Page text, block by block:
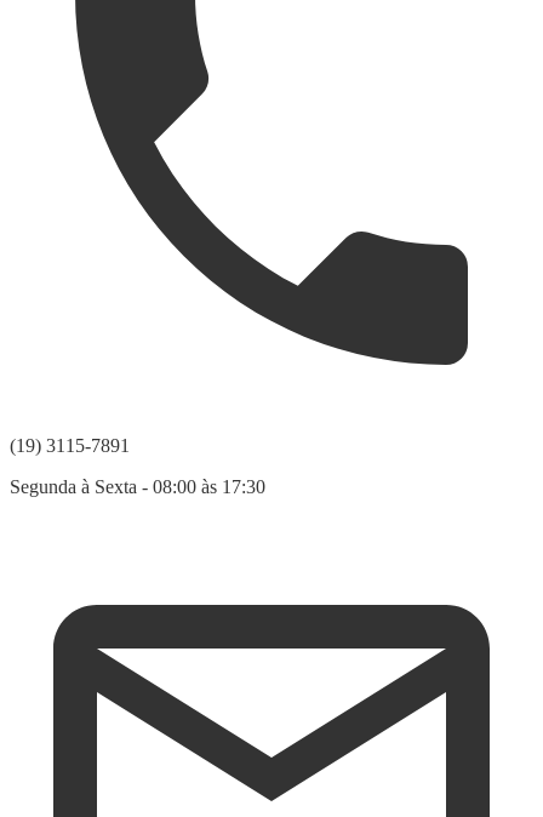
(19) 3115-7891
Segunda à Sexta - 08:00 às 17:30